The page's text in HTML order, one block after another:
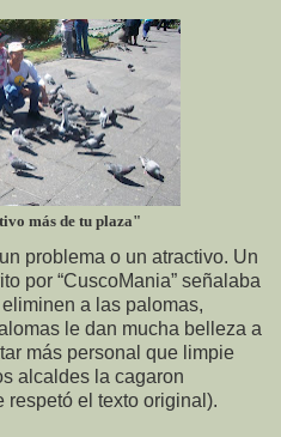
más de tu plaza"
problema o un atractivo. Un
por “CuscoMania” señalaba
a las palomas,
le dan mucha belleza a
más personal que limpie
alcaldes la cagaron
respetó el texto original).